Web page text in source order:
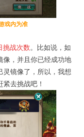
戏内为准
挑战次数 。
比如说，如
像，并且你已经成功地
灵镜像了，所以，我想
去挑战吧！